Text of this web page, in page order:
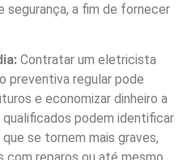
segurança, a fim de fornecer
Contratar um eletricista
preventiva regular pode
e economizar dinheiro a
podem identificar
se tornem mais graves,